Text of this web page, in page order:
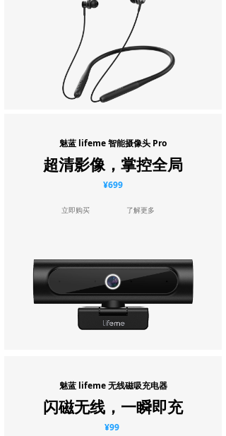
魅蓝 lifeme 无线磁吸充电器
闪磁无线，一瞬即充
¥99
魅蓝 lifeme 智能摄像头 Pro
超清影像，掌控全局
¥699
立即购买 了解更多